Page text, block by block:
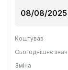
Коштував
Сьогоднішнє
Зміна